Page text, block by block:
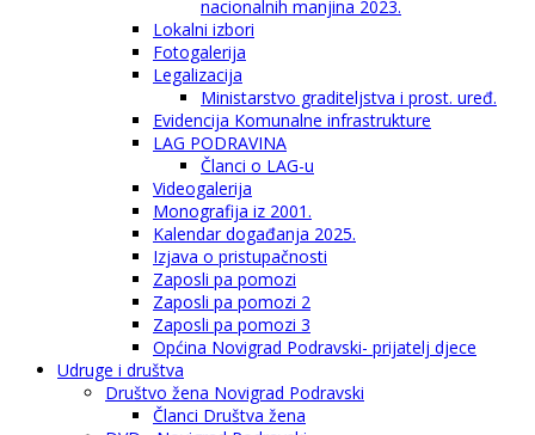
nacionalnih manjina 2023.
Lokalni izbori
Fotogalerija
Legalizacija
Ministarstvo graditeljstva i prost. uređ.
Evidencija Komunalne infrastrukture
LAG PODRAVINA
Članci o LAG-u
Videogalerija
Monografija iz 2001.
Kalendar događanja 2025.
Izjava o pristupačnosti
Zaposli pa pomozi
Zaposli pa pomozi 2
Zaposli pa pomozi 3
Općina Novigrad Podravski- prijatelj djece
Udruge i društva
Društvo žena Novigrad Podravski
Članci Društva žena